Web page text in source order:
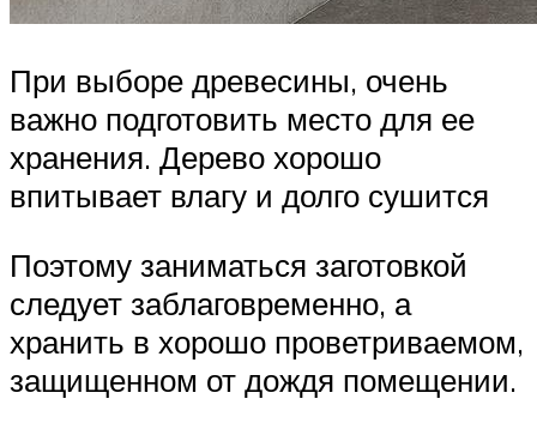
При выборе древесины, очень
важно подготовить место для ее
хранения. Дерево хорошо
впитывает влагу и долго сушится
Поэтому заниматься заготовкой
следует заблаговременно, а
хранить в хорошо проветриваемом,
защищенном от дождя помещении.